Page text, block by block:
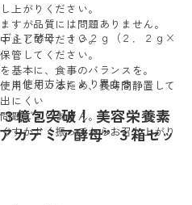
億包突破！ 美容栄養素
カデミア酵母” ３箱セッ
上がりください。
すが品質には問題ありません。
止してください。
管してください。
基本に、食事のバランスを。
用しているため、長時間静置して
にくい
題ございません。
すかよく振ってからお召し上がり
ミア酵母 １３２ｇ（２．２ｇ×
※使用方法により異なる